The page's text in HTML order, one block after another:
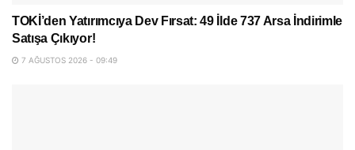
TOKİ’den Yatırımcıya Dev Fırsat: 49 İlde 737 Arsa İndirimle
Satışa Çıkıyor!
7 AĞUSTOS 2026 - 09:49